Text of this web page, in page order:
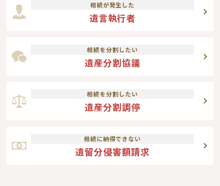
相続が発生した
遺言執行者
相続を分割したい
遺産分割協議
相続を分割したい
遺産分割調停
相続に納得できない
遺留分侵害額請求